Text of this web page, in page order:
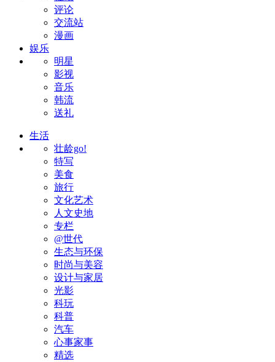
评论
交流站
漫画
娱乐
明星
影视
音乐
韩流
送礼
生活
壮龄go!
特写
美食
旅行
文化艺术
人文史地
专栏
@世代
生态与环保
时尚与美容
设计与家居
光影
科玩
科普
汽车
心事家事
精选